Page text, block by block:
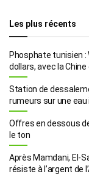
Les plus récents
Phosphate tunisien
dollars, avec la
Station de
rumeurs sur une
Offres en dessous
le ton
Après Mamdani, El-
résiste à l’argent de